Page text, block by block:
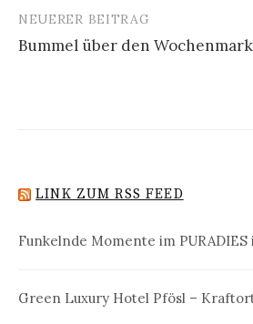
NEUERER BEITRAG
Bummel über den
LINK ZUM RSS FEED
Funkelnde Momente im
Green Luxury Hotel Pfösl –